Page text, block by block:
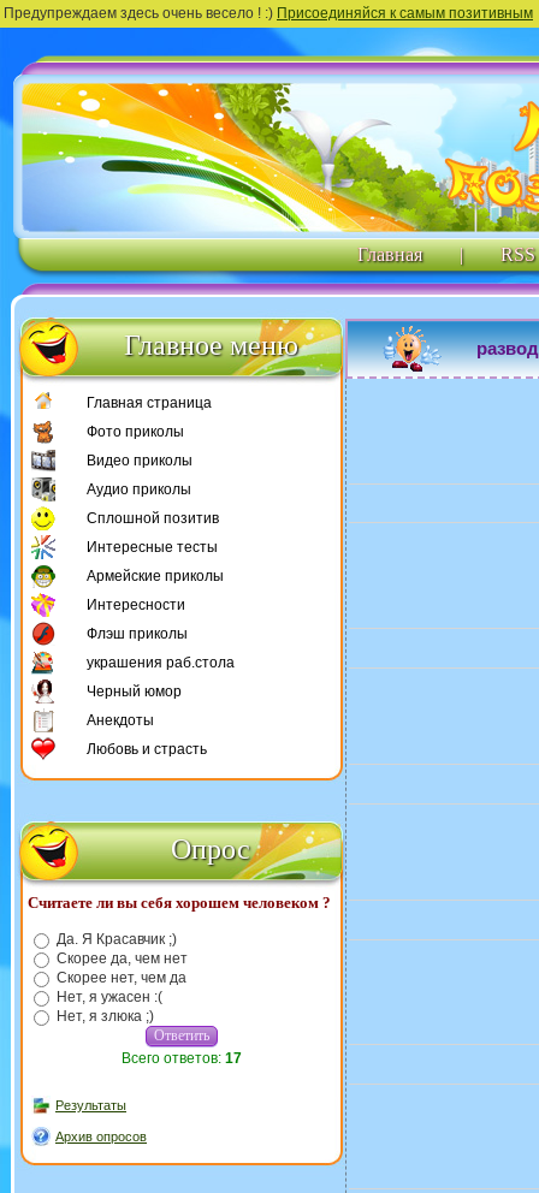
Предупреждаем здесь очень весело ! :) Присоединяйся к самым позитивным
Главная | RSS
Главное меню
Главная страница
Фото приколы
Видео приколы
Аудио приколы
Сплошной позитив
Интересные тесты
Армейские приколы
Интересности
Флэш приколы
украшения раб.стола
Черный юмор
Анекдоты
Любовь и страсть
Опрос
Считаете ли вы себя хорошем человеком ?
Да. Я Красавчик ;)
Скорее да, чем нет
Скорее нет, чем да
Нет, я ужасен :(
Нет, я злюка ;)
Всего ответов: 17
Результаты
Архив опросов